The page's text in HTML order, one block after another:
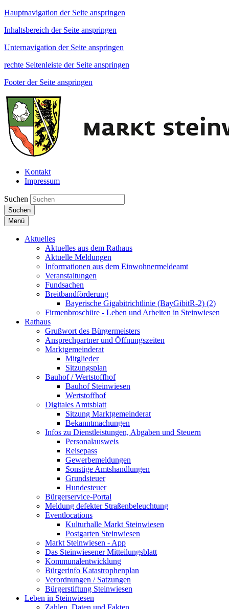
Hauptnavigation der Seite anspringen
Inhaltsbereich der Seite anspringen
Unternavigation der Seite anspringen
rechte Seitenleiste der Seite anspringen
Footer der Seite anspringen
Kontakt
Impressum
Suchen
Suchen
Menü
Aktuelles
Aktuelles aus dem Rathaus
Aktuelle Meldungen
Informationen aus dem Einwohnermeldeamt
Veranstaltungen
Fundsachen
Breitbandförderung
Bayerische Gigabitrichtlinie (BayGibitR-2) (2)
Firmenbroschüre - Leben und Arbeiten in Steinwiesen
Rathaus
Grußwort des Bürgermeisters
Ansprechpartner und Öffnungszeiten
Marktgemeinderat
Mitglieder
Sitzungsplan
Bauhof / Wertstoffhof
Bauhof Steinwiesen
Wertstoffhof
Digitales Amtsblatt
Sitzung Marktgemeinderat
Bekanntmachungen
Infos zu Dienstleistungen, Abgaben und Steuern
Personalausweis
Reisepass
Gewerbemeldungen
Sonstige Amtshandlungen
Grundsteuer
Hundesteuer
Bürgerservice-Portal
Meldung defekter Straßenbeleuchtung
Eventlocations
Kulturhalle Markt Steinwiesen
Postgarten Steinwiesen
Markt Steinwiesen - App
Das Steinwiesener Mitteilungsblatt
Kommunalentwicklung
Bürgerinfo Katastrophenplan
Verordnungen / Satzungen
Bürgerstiftung Steinwiesen
Leben in Steinwiesen
Zahlen, Daten und Fakten